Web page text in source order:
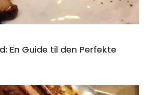
En Guide til den Perfekte